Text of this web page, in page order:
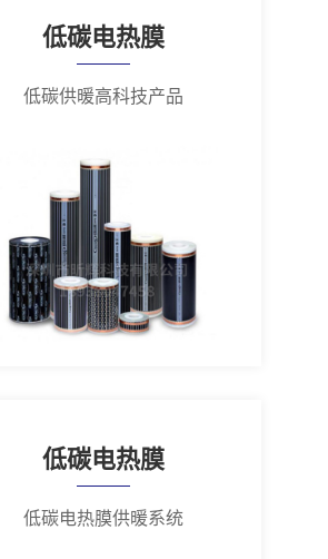
低碳电热膜
低碳供暖高科技产品
低碳电热膜
低碳电热膜供暖系统